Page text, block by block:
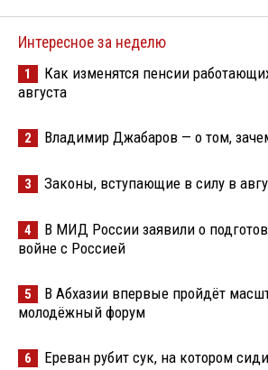
Интересное за неделю
1
Как изменятся пенсии
августа
2 Владимир Джабаров — о том,
3 Законы, вступающие в силу в
4
В МИД России заявили о
войне с Россией
5
В Абхазии впервые пройдёт
молодёжный форум
6 Ереван рубит сук, на котором